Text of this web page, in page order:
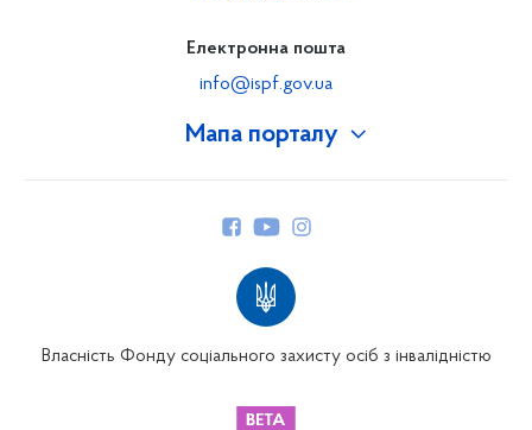
Мапа порталу
Електронна пошта
info@ispf.gov.ua
Власність Фонду соціального захисту осіб з інвалідністю